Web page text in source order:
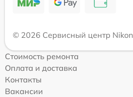
© 2026 Сервисный центр Nikon
Стоимость ремонта
Оплата и доставка
Контакты
Вакансии